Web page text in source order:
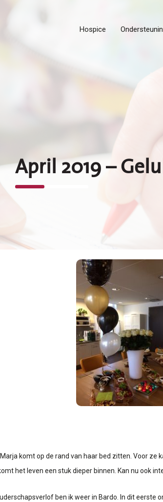
Hospice
April 2019 –
Marja komt op de rand van haar bed zitten. Voor
het leven een stuk dieper binnen. Kan nu ook
ben ik weer in Bardo. In dit eerste